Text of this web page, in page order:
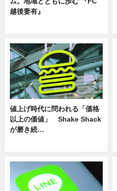
越後妻有』
値上げ時代に問われる「価格
以上の価値」 Shake Shack
が磨き続…